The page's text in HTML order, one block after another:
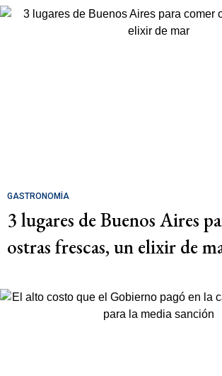
GASTRONOMÍA
3 lugares de Buenos Aires
ostras frescas, un elixir de